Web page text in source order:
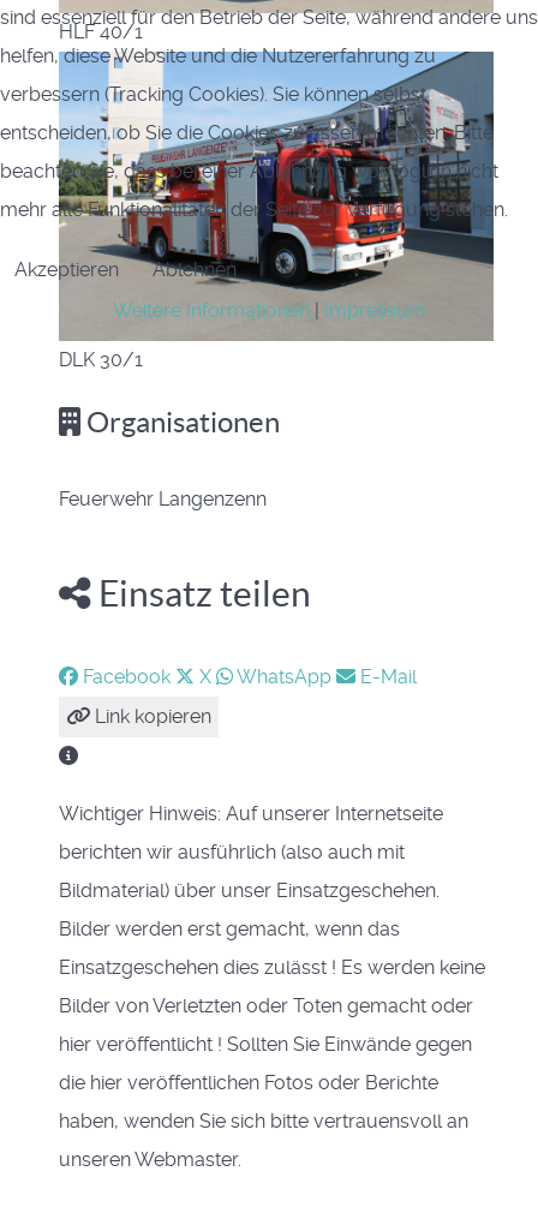
HLF 40/1
DLK 30/1
Organisationen
Feuerwehr Langenzenn
Einsatz teilen
Facebook X WhatsApp
E-Mail
Link kopieren
Wichtiger Hinweis: Auf unserer Internetseite
berichten wir ausführlich (also auch mit
Bildmaterial) über unser Einsatzgeschehen.
Bilder werden erst gemacht, wenn das
Einsatzgeschehen dies zulässt ! Es werden keine
Bilder von Verletzten oder Toten gemacht oder
hier veröffentlicht ! Sollten Sie Einwände gegen
die hier veröffentlichen Fotos oder Berichte
haben, wenden Sie sich bitte vertrauensvoll an
unseren Webmaster.
sind essenziell für den Betrieb der Seite, während andere uns
helfen, diese Website und die Nutzererfahrung zu
verbessern (Tracking Cookies). Sie können selbst
entscheiden, ob Sie die Cookies zulassen möchten. Bitte
beachten Sie, dass bei einer Ablehnung womöglich nicht
mehr alle Funktionalitäten der Seite zur Verfügung stehen.
Akzeptieren
Ablehnen
Weitere Informationen| Impressum